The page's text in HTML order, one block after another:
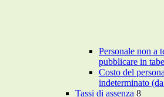
Personale non a
pubblicare in
Costo del
indeterminato
Tassi di assenza 8